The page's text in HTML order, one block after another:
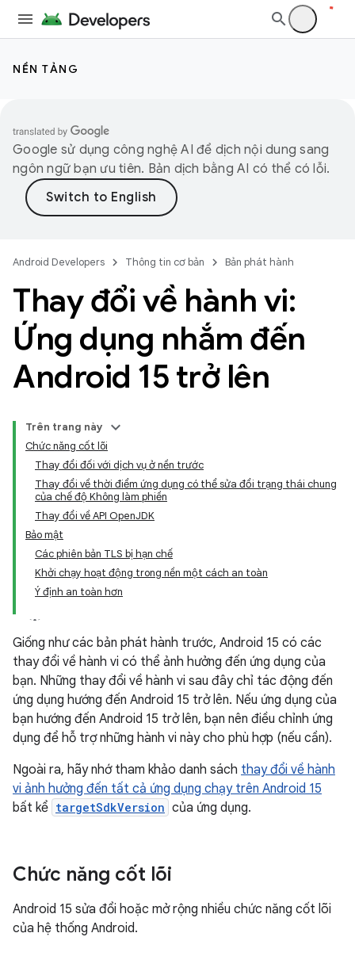
NỀN TẢNG
Google sử dụng công nghệ AI để dịch nội dung sang
ngôn ngữ bạn ưu tiên. Bản dịch bằng AI có thể có lỗi.
Android Developers Thông tin cơ bản Bản phát hành
Thay đổi về hành vi:
Ứng dụng nhắm đến
Android 15 trở lên
Trên trang này
Chức năng cốt lõi
Thay đổi đối với dịch vụ ở nền trước
Thay đổi về thời điểm ứng dụng có thể sửa đổi trạng thái chung
của chế độ Không làm phiền
Thay đổi về API OpenJDK
Bảo mật
Các phiên bản TLS bị hạn chế
Khởi chạy hoạt động trong nền một cách an toàn
Ý định an toàn hơn
Giống như các bản phát hành trước, Android 15 có các
thay đổi về hành vi có thể ảnh hưởng đến ứng dụng của
bạn. Những thay đổi về hành vi sau đây chỉ tác động đến
ứng dụng hướng đến Android 15 trở lên. Nếu ứng dụng của
bạn hướng đến Android 15 trở lên, bạn nên điều chỉnh ứng
dụng để hỗ trợ những hành vi này cho phù hợp (nếu cần).
Ngoài ra, hãy nhớ tham khảo danh sách thay đổi về hành
vi ảnh hưởng đến tất cả ứng dụng chạy trên Android 15
bất kể targetSdkVersion của ứng dụng.
Chức năng cốt lõi
Android 15 sửa đổi hoặc mở rộng nhiều chức năng cốt lõi
của hệ thống Android.